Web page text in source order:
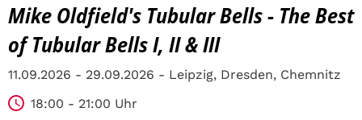
Mike Oldfield's Tubular Bells - The Best
of Tubular Bells I, II & III
11.09.2026 - 29.09.2026 - Leipzig, Dresden, Chemnitz
18:00 - 21:00 Uhr